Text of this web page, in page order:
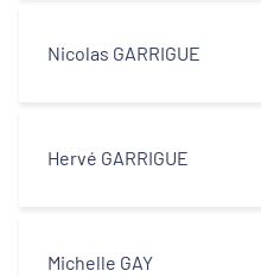
Nicolas GARRIGUE
Hervé GARRIGUE
Michelle GAY